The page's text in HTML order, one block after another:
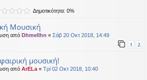
Δημοτικότητα: 0%
Μουσική
από Dhmellhn « Σάβ 20 Οκτ 2018, 14:49
1 2
μουσική!
από ArELa « Τρί 02 Οκτ 2018, 10:40